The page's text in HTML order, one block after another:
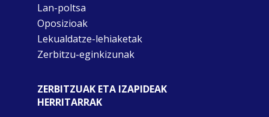
Lan-poltsa
Oposizioak
Lekualdatze-lehiaketak
Zerbitzu-eginkizunak
ZERBITZUAK ETA IZAPIDEAK
HERRITARRAK